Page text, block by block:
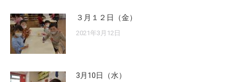
３月１２日（金）
2021年3月12日
3月10日（水）